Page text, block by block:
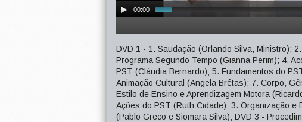
00:00
DVD 1 - 1. Saudação (Orlando Silva, Ministro);
Programa Segundo Tempo (Gianna Perim); 4.
PST (Cláudia Bernardo); 5. Fundamentos do
Animação Cultural (Angela Brêtas); 7. Corpo,
Estilo de Ensino e Aprendizagem Motora
Ações do PST (Ruth Cidade); 3. Organização e
(Pablo Greco e Siomara Silva); DVD 3 -